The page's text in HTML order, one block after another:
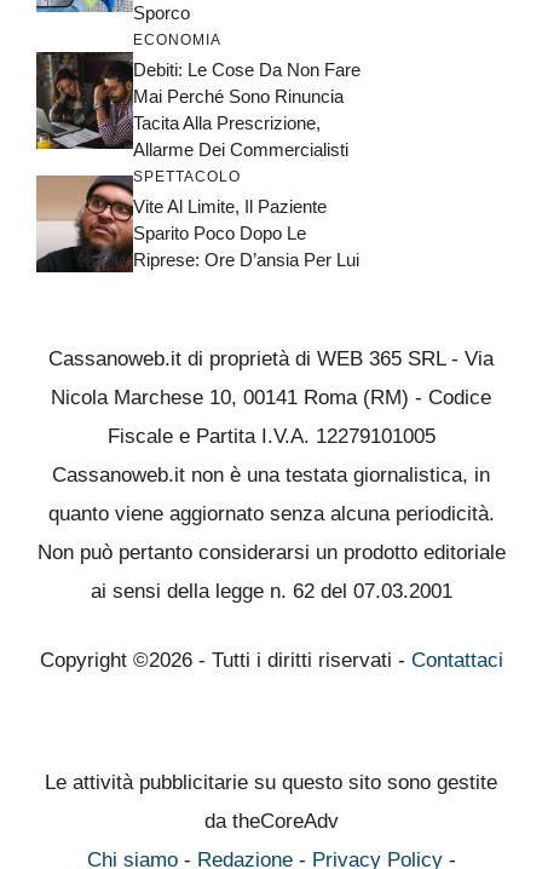
Sporco
ECONOMIA
Debiti: Le Cose Da Non Fare
Mai Perché Sono Rinuncia
Tacita Alla Prescrizione,
Allarme Dei Commercialisti
SPETTACOLO
Vite Al Limite, Il Paziente
Sparito Poco Dopo Le
Riprese: Ore D’ansia Per Lui
Cassanoweb.it di proprietà di WEB 365 SRL - Via
Nicola Marchese 10, 00141 Roma (RM) - Codice
Fiscale e Partita I.V.A. 12279101005
Cassanoweb.it non è una testata giornalistica, in
quanto viene aggiornato senza alcuna periodicità.
Non può pertanto considerarsi un prodotto editoriale
ai sensi della legge n. 62 del 07.03.2001
Copyright ©2026 - Tutti i diritti riservati - Contattaci
Le attività pubblicitarie su questo sito sono gestite
da theCoreAdv
Chi siamo- Redazione- Privacy Policy-